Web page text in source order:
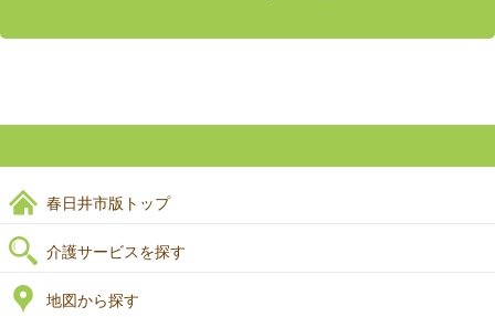
春日井市版トップ
介護サービスを探す
地図から探す